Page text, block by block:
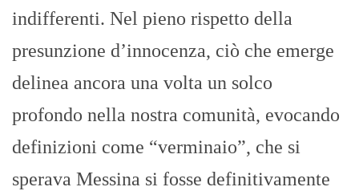
indifferenti. Nel pieno rispetto della
presunzione d’innocenza, ciò che emerge
delinea ancora una volta un solco
profondo nella nostra comunità, evocando
definizioni come “verminaio”, che si
sperava Messina si fosse definitivamente